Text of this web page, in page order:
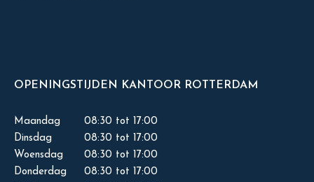
OPENINGSTIJDEN KANTOOR ROTTERDAM
Maandag
08:30 tot 17:00
Dinsdag
08:30 tot 17:00
Woensdag
08:30 tot 17:00
Donderdag
08:30 tot 17:00